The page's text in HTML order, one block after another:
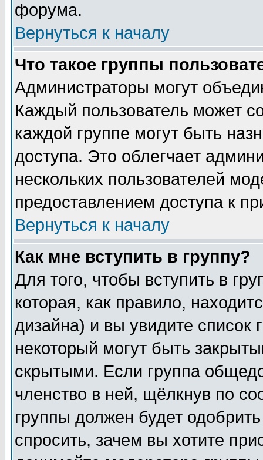
форума.
Вернуться к началу
Что такое группы
Администраторы могут
Каждый пользователь может
каждой группе могут быть
доступа. Это облегчает
нескольких пользователей
предоставлением доступа к
Вернуться к началу
Как мне вступить в группу?
Для того, чтобы вступить в
которая, как правило,
дизайна) и вы увидите список
некоторый могут быть
скрытыми. Если группа
членство в ней, щёлкнув по
группы должен будет
спросить, зачем вы хотите